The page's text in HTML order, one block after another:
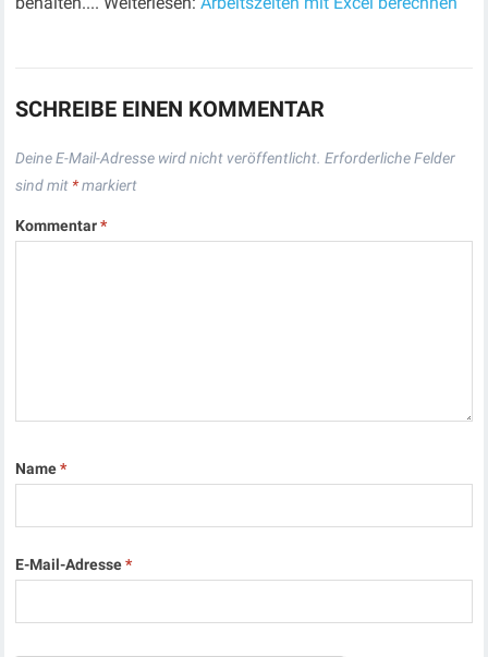
SCHREIBE EINEN KOMMENTAR
Deine E-Mail-Adresse wird nicht veröffentlicht. Erforderliche Felder
sind mit *markiert
Kommentar*
Name*
E-Mail-Adresse*